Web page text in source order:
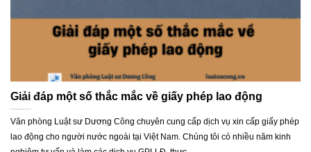
Giải đáp một số thắc mắc về giấy phép lao động
Văn phòng Luật sư Dương Công chuyên cung cấp dịch vụ xin cấp giấy phép
lao động cho người nước ngoài tại Việt Nam. Chúng tôi có nhiều năm kinh